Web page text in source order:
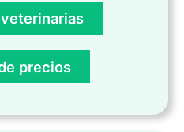
precios